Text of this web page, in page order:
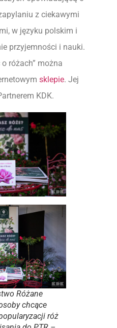
z ciekawymi
w języku polskim i
przyjemności i nauki.
różach” można
sklepie. Jej
KDK.
Różane
chcące
róż